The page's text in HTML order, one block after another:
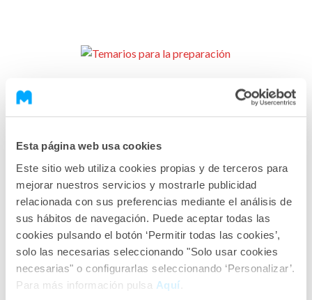
Esta página web usa cookies
Este sitio web utiliza cookies propias y de terceros para
mejorar nuestros servicios y mostrarle publicidad
relacionada con sus preferencias mediante el análisis de
sus hábitos de navegación. Puede aceptar todas las
cookies pulsando el botón ‘Permitir todas las cookies’,
solo las necesarias seleccionando "Solo usar cookies
necesarias" o configurarlas seleccionando ‘Personalizar’.
Para más información pulsa Aquí